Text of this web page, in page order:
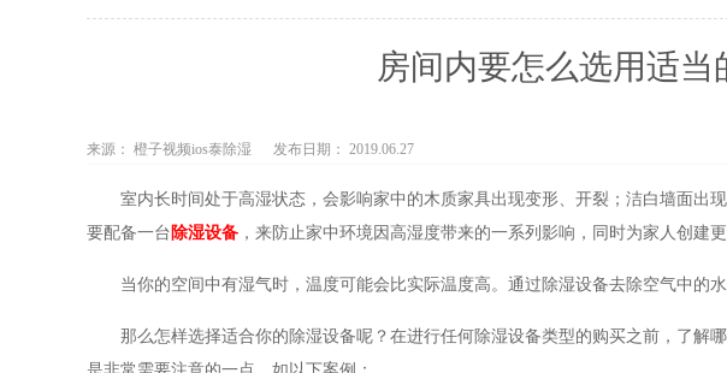
房间内要怎么选用适当
来源： 橙子视频ios泰除湿 发布日期： 2019.06.27
室内长时间处于高湿状态，会影响家中的木质家具出现变形、开裂；洁白墙面
要配备一台 除湿设备 ，来防止家中环境因高湿度带来的一系列影响，同时为家人创建更健
当你的空间中有湿气时，温度可能会比实际温度高。通过除湿设备去除空气中的水分
那么怎样选择适合你的除湿设备呢？在进行任何除湿设备类型的购买之前，了解